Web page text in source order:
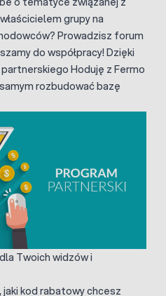
grupy na
Prowadzisz forum
do współpracy! Dzięki
Hoduję z Fermo
rozbudować bazę
Twoich widzów i
kod rabatowy chcesz